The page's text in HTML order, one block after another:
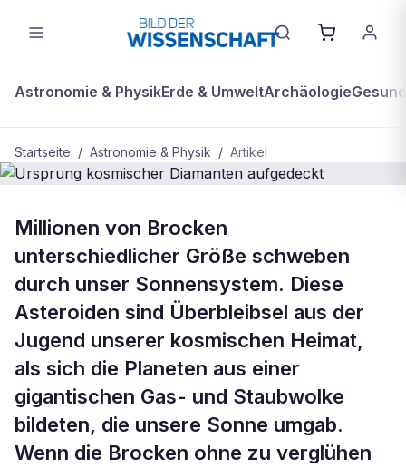
Astronomie & PhysikErde & UmweltArchäologie
Startseite / Astronomie & Physik / Artikel
Ursprung kosmischer Diamanten
aufgedeckt
Millionen von Brocken
unterschiedlicher Größe schweben
durch unser Sonnensystem. Diese
Asteroiden sind Überbleibsel aus der
Jugend unserer kosmischen Heimat,
als sich die Planeten aus einer
gigantischen Gas- und Staubwolke
bildeten, die unsere Sonne umgab.
Wenn die Brocken ohne zu verglühen